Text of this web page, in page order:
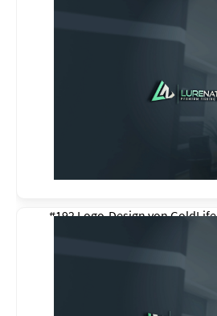
#192 Logo-Design vonGoldLife